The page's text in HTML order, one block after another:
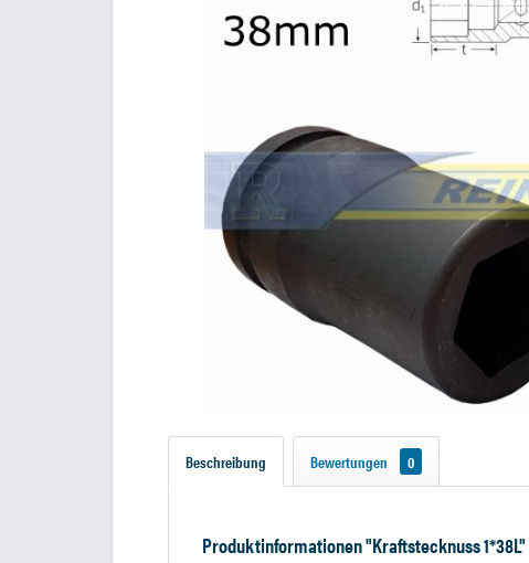
Beschreibung Bewertungen 0
Produktinformationen "Kraftstecknuss 1*38L"